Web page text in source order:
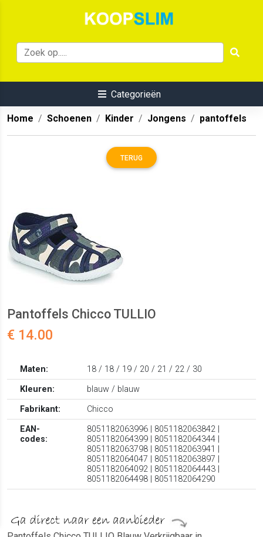
Categorieën
Home Schoenen Kinder Jongens pantoffels
TERUG
Pantoffels Chicco TULLIO
€ 14.00
Maten:
18 / 18 / 19 / 20 / 21 / 22 / 30
Kleuren:
blauw / blauw
Fabrikant:
Chicco
EAN-
codes:
8051182063996 | 8051182063842 |
8051182064399 | 8051182064344 |
8051182063798 | 8051182063941 |
8051182064047 | 8051182063897 |
8051182064092 | 8051182064443 |
8051182064498 | 8051182064290